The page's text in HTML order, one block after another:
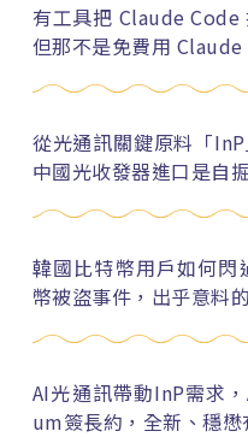
有工具把 Claude Code
但那不是免費用 Claude
從光通訊關鍵原料「
中國光收發器進口是自
韓國比特幣用戶如何
幣被盜事件，出乎意料
AI光通訊帶動InP需求
um簽長約，全新、穩懋